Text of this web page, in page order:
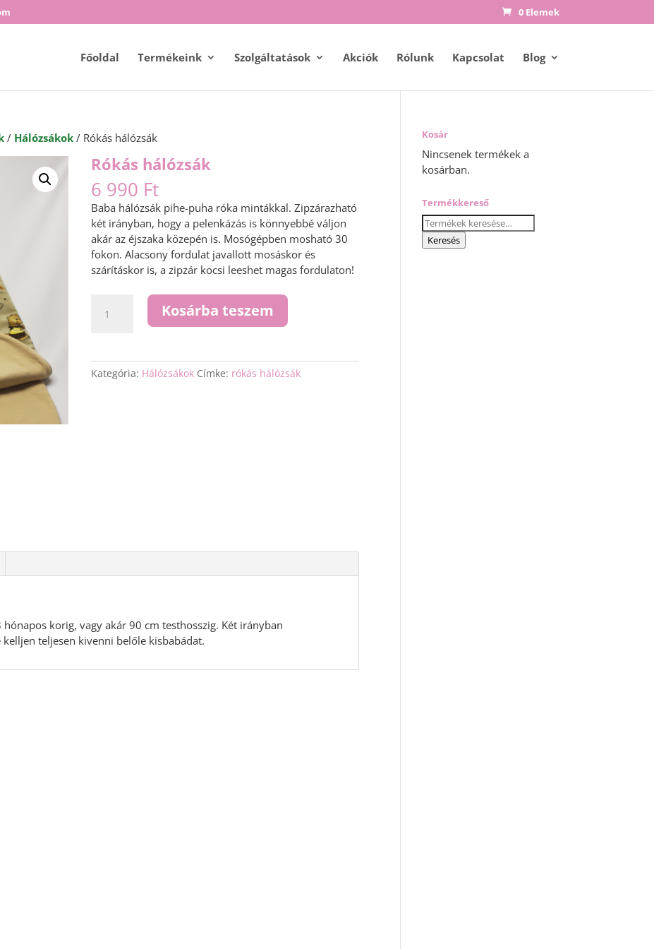
0 Elemek
Főoldal Termékeink Szolgáltatások Akciók Rólunk Kapcsolat Blog
/ Hálózsákok / Rókás hálózsák
Rókás hálózsák
6 990 Ft
Baba hálózsák pihe-puha róka mintákkal. Zipzárazható
két irányban, hogy a pelenkázás is könnyebbé váljon
akár az éjszaka közepén is. Mosógépben mosható 30
fokon. Alacsony fordulat javallott mosáskor és
szárításkor is, a zipzár kocsi leeshet magas fordulaton!
hálózsák
Kosárba teszem
Kategória: Hálózsákok Címke: rókás hálózsák
korig, vagy akár 90 cm testhosszig. Két irányban
teljesen kivenni belőle kisbabádat.
Kosár
Nincsenek termékek a
kosárban.
Termékkereső
Keresés
a
következőre:
Keresés